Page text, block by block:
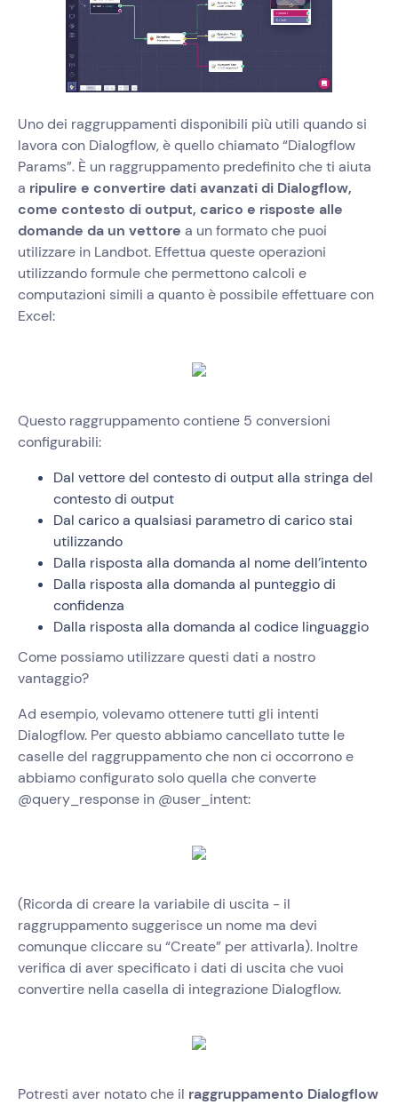
Uno dei raggruppamenti disponibili più utili quando si
lavora con Dialogflow, è quello chiamato “Dialogflow
Params”. È un raggruppamento predefinito che ti aiuta
a ripulire e convertire dati avanzati di Dialogflow,
come contesto di output, carico e risposte alle
domande da un vettore a un formato che puoi
utilizzare in Landbot. Effettua queste operazioni
utilizzando formule che permettono calcoli e
computazioni simili a quanto è possibile effettuare con
Excel:
Questo raggruppamento contiene 5 conversioni
configurabili:
Dal vettore del contesto di output alla stringa del
contesto di output
Dal carico a qualsiasi parametro di carico stai
utilizzando
Dalla risposta alla domanda al nome dell’intento
Dalla risposta alla domanda al punteggio di
confidenza
Dalla risposta alla domanda al codice linguaggio
Come possiamo utilizzare questi dati a nostro
vantaggio?
Ad esempio, volevamo ottenere tutti gli intenti
Dialogflow. Per questo abbiamo cancellato tutte le
caselle del raggruppamento che non ci occorrono e
abbiamo configurato solo quella che converte
@query_response in @user_intent:
(Ricorda di creare la variabile di uscita - il
raggruppamento suggerisce un nome ma devi
comunque cliccare su “Create” per attivarla). Inoltre
verifica di aver specificato i dati di uscita che vuoi
convertire nella casella di integrazione Dialogflow.
Potresti aver notato che il raggruppamento Dialogflow